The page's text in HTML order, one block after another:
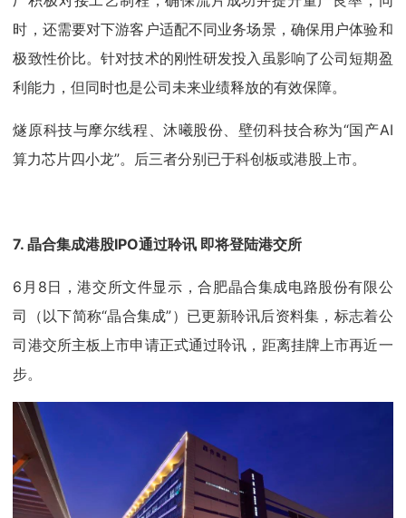
时，还需要对下游客户适配不同业务场景，确保用户体验和
极致性价比。针对技术的刚性研发投入虽影响了公司短期盈
利能力，但同时也是公司未来业绩释放的有效保障。
燧原科技与摩尔线程、沐曦股份、壁仞科技合称为“国产AI
算力芯片四小龙”。后三者分别已于科创板或港股上市。
7. 晶合集成港股IPO通过聆讯 即将登陆港交所
6月8日，港交所文件显示，合肥晶合集成电路股份有限公
司（以下简称“晶合集成”）已更新聆讯后资料集，标志着公
司港交所主板上市申请正式通过聆讯，距离挂牌上市再近一
步。